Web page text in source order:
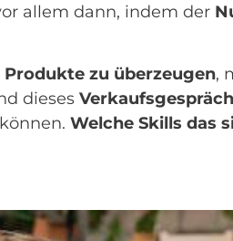
allem dann, indem der
zu überzeugen,
dieses
Welche Skills das